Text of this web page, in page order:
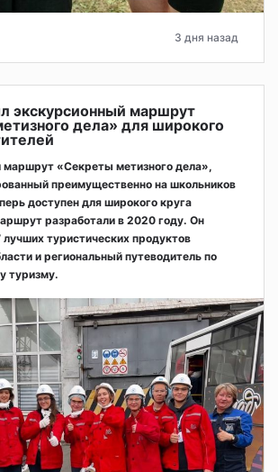
3 дня назад
экскурсионный маршрут
дела» для широкого
маршрут «Секреты метизного дела»,
преимущественно на школьников
доступен для широкого круга
разработали в 2020 году. Он
лучших туристических продуктов
и региональный путеводитель по
туризму.